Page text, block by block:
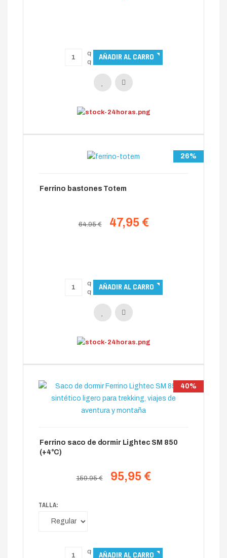
26%
Ferrino bastones Totem
64.95 € 47,95 €
40%
Ferrino saco de dormir Lightec SM 850
(+4°C)
159.95 € 95,95 €
TALLA: